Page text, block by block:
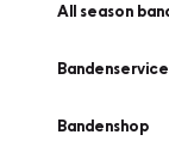
All season
Bandenservice
Bandenshop